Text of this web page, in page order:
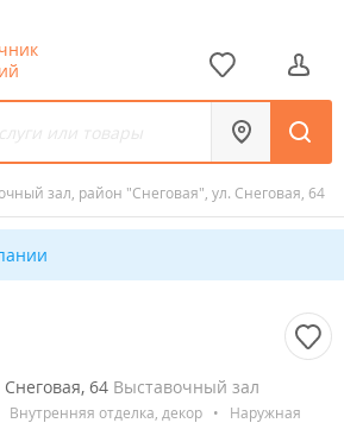
зал, район "Снеговая", ул. Снеговая, 64
64 Выставочный зал
Внутренняя отделка, декор •
Наружная